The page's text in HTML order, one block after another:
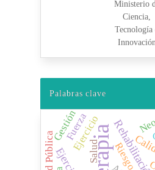
Palabras clave
Ejercicio
Fuerza
Salud
Gestión
Riesgo